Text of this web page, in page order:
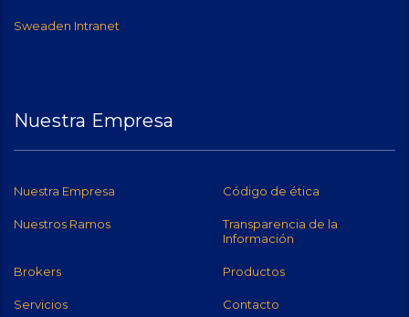
Sweaden Intranet
Nuestra Empresa
Nuestra Empresa Código de ética
Nuestros Ramos
Transparencia de la
Información
Brokers Productos
Servicios Contacto